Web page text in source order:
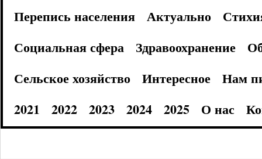
Перепись населения
Актуально
Социальная сфера
Здравоохранение
Сельское хозяйство
Интересное
Нам
2021
2022 2023 2024 2025 О нас